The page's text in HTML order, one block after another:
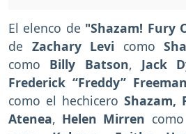
El elenco de "Shazam! Fury
de Zachary Levi como
como Billy Batson, Jack
Frederick “Freddy” Freeman
como el hechicero Shazam,
Atenea, Helen Mirren como